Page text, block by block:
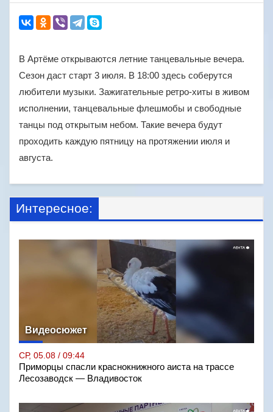
В Артёме открываются летние танцевальные вечера.
Сезон даст старт 3 июля. В 18:00 здесь соберутся
любители музыки. Зажигательные ретро-хиты в живом
исполнении, танцевальные флешмобы и свободные
танцы под открытым небом. Такие вечера будут
проходить каждую пятницу на протяжении июля и
августа.
Интересное:
Видеосюжет
СР, 05.08 / 09:44
Приморцы спасли краснокнижного аиста на трассе
Лесозаводск — Владивосток